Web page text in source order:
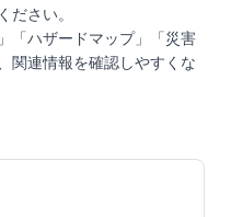
ださい。
「ハザードマップ」「災害
関連情報を確認しやすくな